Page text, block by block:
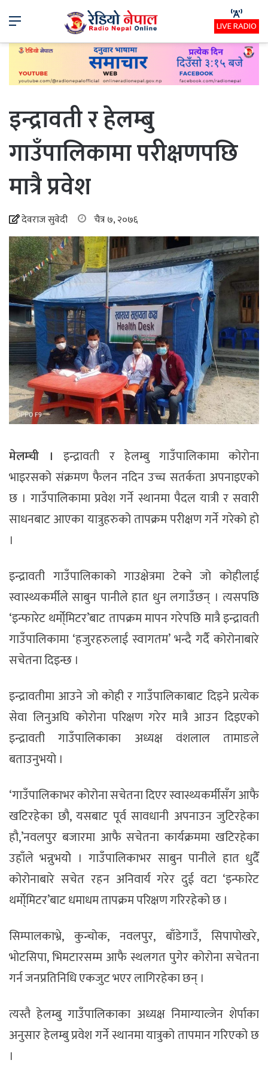
Menu LIVE RADIO
इन्द्रावती र हेलम्बु
गाउँपालिकामा परीक्षणपछि
मात्रै प्रवेश
देवराज सुवेदी चैत्र ७, २०७६
मेलम्ची । इन्द्रावती र हेलम्बु गाउँपालिकामा कोरोना
भाइरसको संक्रमण फैलन नदिन उच्च सतर्कता अपनाइएको
छ । गाउँपालिकामा प्रवेश गर्ने स्थानमा पैदल यात्री र सवारी
साधनबाट आएका यात्रुहरुको तापक्रम परीक्षण गर्ने गरेको हो
।
इन्द्रावती गाउँपालिकाको गाउक्षेत्रमा टेक्ने जो कोहीलाई
स्वास्थ्यकर्मीले साबुन पानीले हात धुन लगाउँछन् । त्यसपछि
‘इन्फारेट थर्मो्मिटर’बाट तापक्रम मापन गरेपछि मात्रै इन्द्रावती
गाउँपालिकामा ‘हजुरहरुलाई स्वागतम’ भन्दै गर्दै कोरोनाबारे
सचेतना दिइन्छ ।
इन्द्रावतीमा आउने जो कोही र गाउँपालिकाबाट दिइने प्रत्येक
सेवा लिनुअघि कोरोना परिक्षण गरेर मात्रै आउन दिइएको
इन्द्रावती गाउँपालिकाका अध्यक्ष वंशलाल तामाङले
बताउनुभयो ।
‘गाउँपालिकाभर कोरोना सचेतना दिएर स्वास्थ्यकर्मीसँग आफै
खटिरहेका छौ, यसबाट पूर्व सावधानी अपनाउन जुटिरहेका
हौ,’नवलपुर बजारमा आफै सचेतना कार्यक्रममा खटिरहेका
उहाँले भन्नुभयोे । गाउँपालिकाभर साबुन पानीले हात धुदैँ
कोरोनाबारे सचेत रहन अनिवार्य गरेर दुई वटा ‘इन्फारेट
थर्मो्मिटर’बाट धमाधम तापक्रम परिक्षण गरिरहेको छ ।
सिम्पालकाभ्रे, कुन्चोक, नवलपुर, बाँडेगाउँ, सिपापोखरे,
भोटसिपा, भिमटारसम्म आफै स्थलगत पुगेर कोरोना सचेतना
गर्न जनप्रतिनिधि एकजुट भएर लागिरहेका छन् ।
त्यस्तै हेलम्बु गाउँपालिकाका अध्यक्ष निमाग्याल्जेन शेर्पाका
अनुसार हेलम्बु प्रवेश गर्ने स्थानमा यात्रुको तापमान गरिएको छ
।